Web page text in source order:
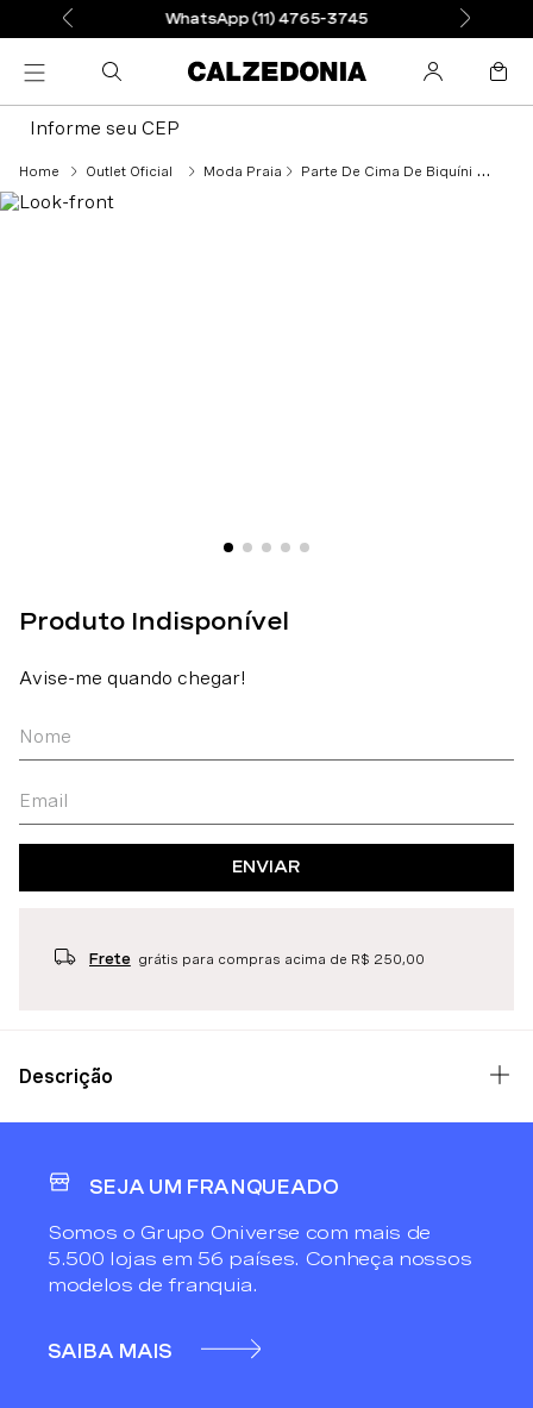
WhatsApp (11) 4765-3745
Informe seu CEP
Outlet Oficial Moda Praia Parte De Cima De Biquíni Cortininha Marrakech - Azul
ENVIAR
Frete grátis para compras acima de R$ 250,00
Descrição
SEJA UM FRANQUEADO
Somos o Grupo Oniverse com mais de
5.500 lojas em 56 países. Conheça nossos
modelos de franquia.
SAIBA MAIS